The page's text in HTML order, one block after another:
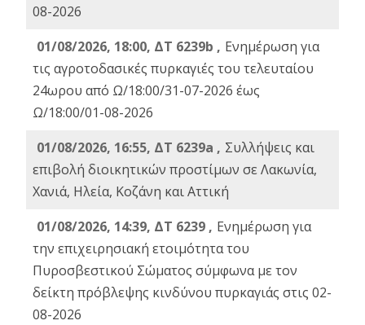
08-2026
01/08/2026, 18:00, ΔΤ 6239b , Ενημέρωση για
τις αγροτοδασικές πυρκαγιές του τελευταίου
24ωρου από Ω/18:00/31-07-2026 έως
Ω/18:00/01-08-2026
01/08/2026, 16:55, ΔΤ 6239a , Συλλήψεις και
επιβολή διοικητικών προστίμων σε Λακωνία,
Χανιά, Ηλεία, Κοζάνη και Αττική
01/08/2026, 14:39, ΔΤ 6239 , Ενημέρωση για
την επιχειρησιακή ετοιμότητα του
Πυροσβεστικού Σώματος σύμφωνα με τον
δείκτη πρόβλεψης κινδύνου πυρκαγιάς στις 02-
08-2026